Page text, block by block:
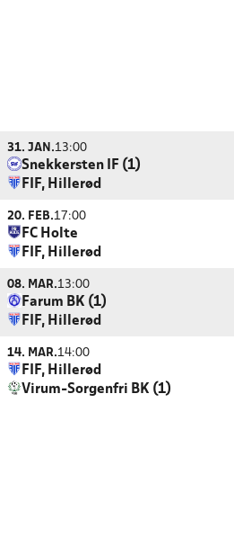
31. JAN.13:00
Snekkersten IF (1)
FIF, Hillerød
20. FEB.17:00
FC Holte
FIF, Hillerød
08. MAR.13:00
Farum BK (1)
FIF, Hillerød
14. MAR.14:00
FIF, Hillerød
Virum-Sorgenfri BK (1)